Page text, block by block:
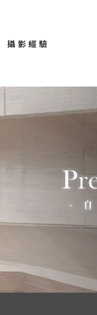
攝影經驗